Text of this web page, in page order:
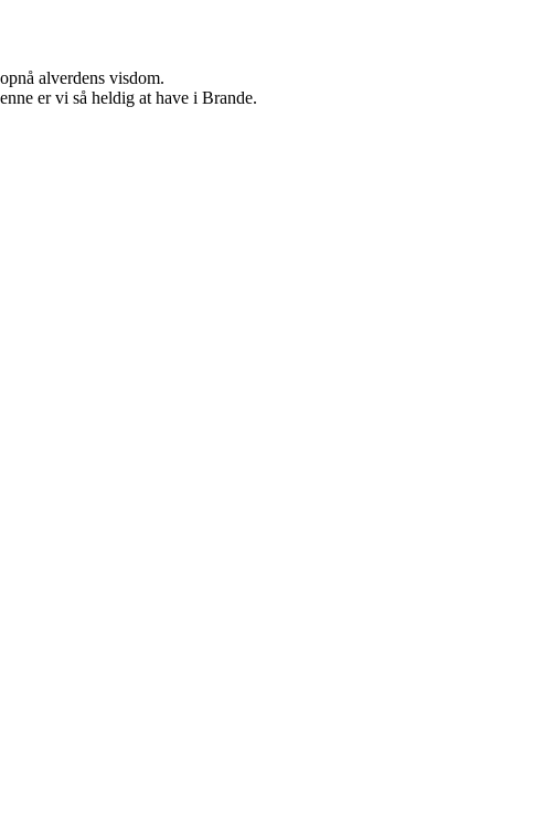
alverdens visdom.
er vi så heldig at have i Brande.